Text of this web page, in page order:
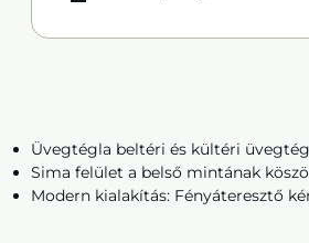
Üvegtégla beltéri és kültéri
Sima felület a belső mintának
Modern kialakítás: Fényáteresztő